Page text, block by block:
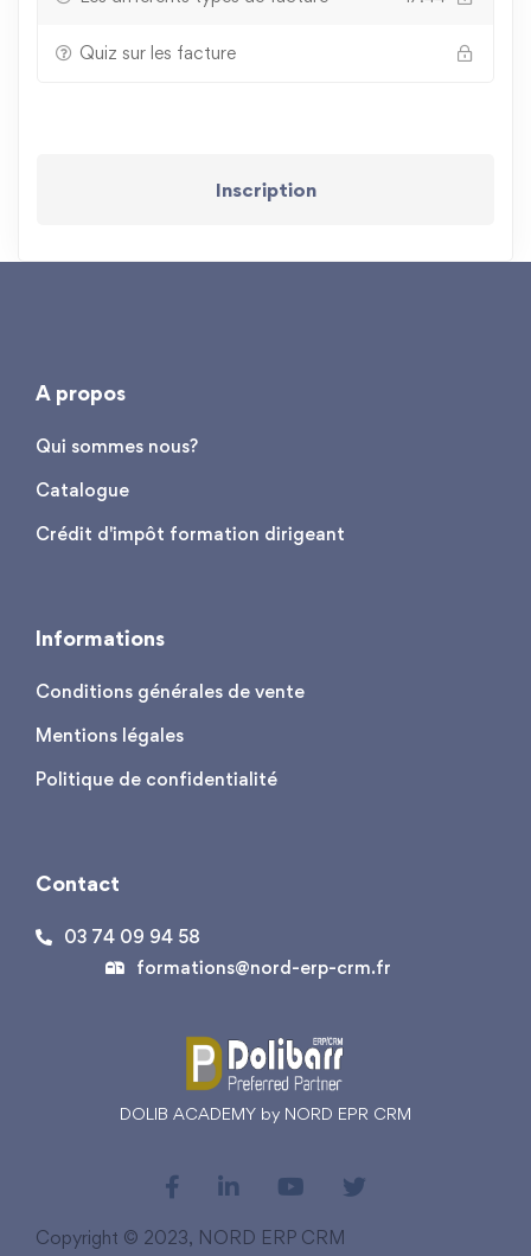
Quiz sur les facture
Inscription
A propos
Qui sommes nous?
Catalogue
Crédit d'impôt formation dirigeant
Informations
Conditions générales de vente
Mentions légales
Politique de confidentialité
Contact
03 74 09 94 58
formations@nord-erp-crm.fr
DOLIB ACADEMY by NORD EPR CRM
Copyright © 2023, NORD ERP CRM